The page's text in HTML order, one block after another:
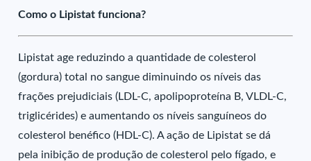
Como o Lipistat funciona?
Lipistat age reduzindo a quantidade de colesterol
(gordura) total no sangue diminuindo os níveis das
frações prejudiciais (LDL-C, apolipoproteína B, VLDL-C,
triglicérides) e aumentando os níveis sanguíneos do
colesterol benéfico (HDL-C). A ação de Lipistat se dá
pela inibição de produção de colesterol pelo fígado, e